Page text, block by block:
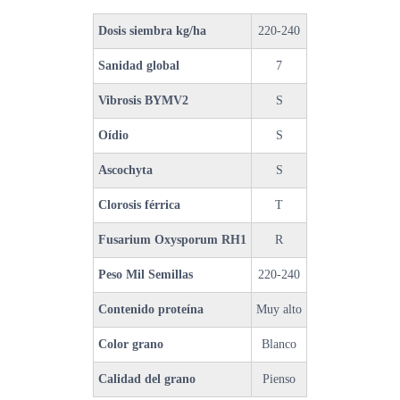
Dosis siembra kg/ha 220-240
Sanidad global 7
Vibrosis BYMV2 S
Oídio S
Ascochyta S
Clorosis férrica T
Fusarium Oxysporum RH1 R
Peso Mil Semillas 220-240
Contenido proteína Muy alto
Color grano Blanco
Calidad del grano Pienso